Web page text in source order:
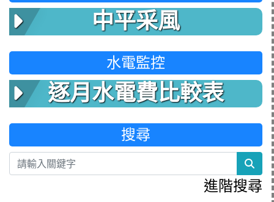
中平采風
水電監控
逐月水電費比較表
搜尋
進階搜尋